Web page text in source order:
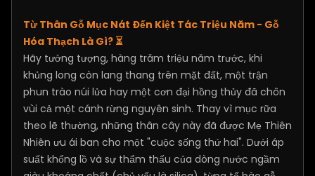
Từ Thân Gỗ Mục Nát Đến Kiệt Tác Triệu Năm - Gỗ
Hóa Thạch Là Gì? ⏳
Hãy tưởng tượng, hàng trăm triệu năm trước, khi
khủng long còn lang thang trên mặt đất, một trận
phun trào núi lửa hay một cơn đại hồng thủy đã chôn
vùi cả một cánh rừng nguyên sinh. Thay vì mục rữa
theo lẽ thường, những thân cây này đã được Mẹ Thiên
Nhiên ưu ái ban cho một "cuộc sống thứ hai". Dưới áp
suất khổng lồ và sự thẩm thấu của dòng nước ngầm